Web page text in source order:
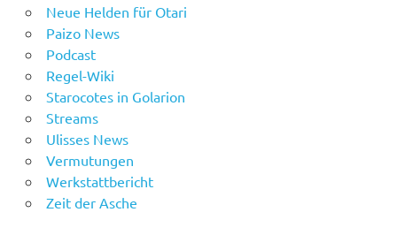
Neue Helden für Otari
Paizo News
Podcast
Regel-Wiki
Starocotes in Golarion
Streams
Ulisses News
Vermutungen
Werkstattbericht
Zeit der Asche